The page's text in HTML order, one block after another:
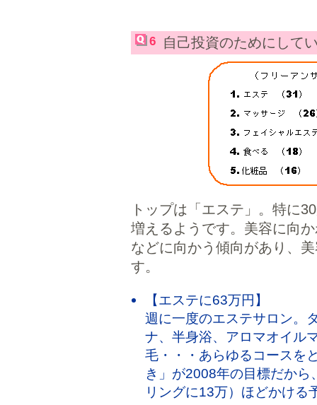
6 自己投資のためにして
トップは「エステ」。特に
増えるようです。美容に向
などに向かう傾向があり、
す。
【エステに63万円】
週に一度のエステサロン。
ナ、半身浴、アロマオイル
毛・・・あらゆるコースを
き」が2008年の目標だか
リングに13万）ほどかけ